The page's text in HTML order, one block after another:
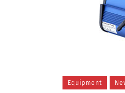
Equipment